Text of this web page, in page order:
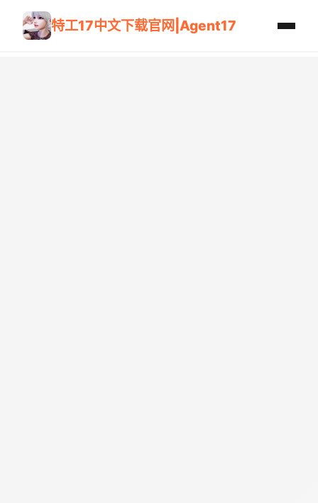
特工17中文下载官网|Agent17